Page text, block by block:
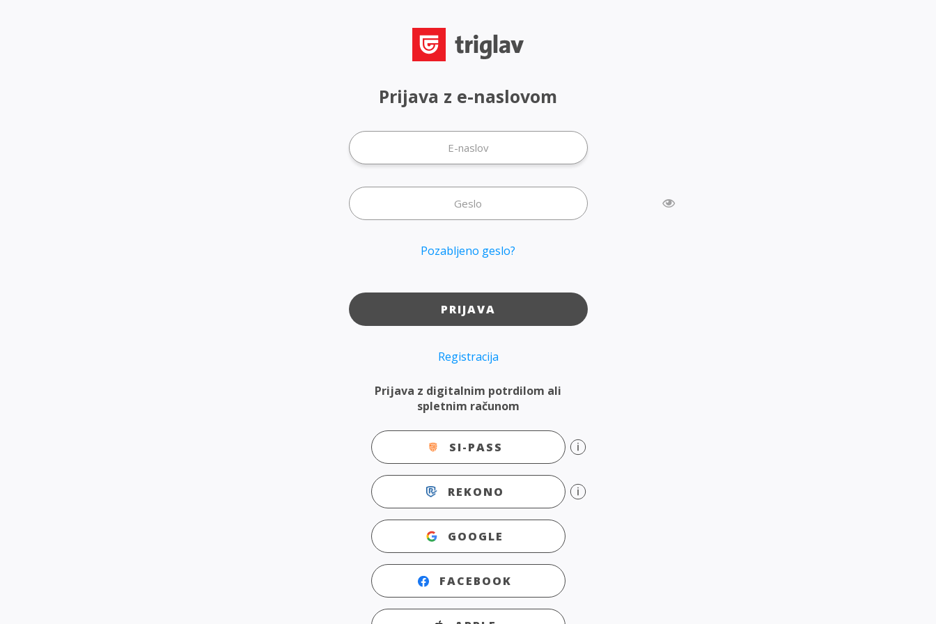
Prijava z digitalnim potrdilom ali
spletnim računom
SI-PASS
REKONO
GOOGLE
FACEBOOK
Prijava z e-naslovom
Pozabljeno geslo?
PRIJAVA
Registracija